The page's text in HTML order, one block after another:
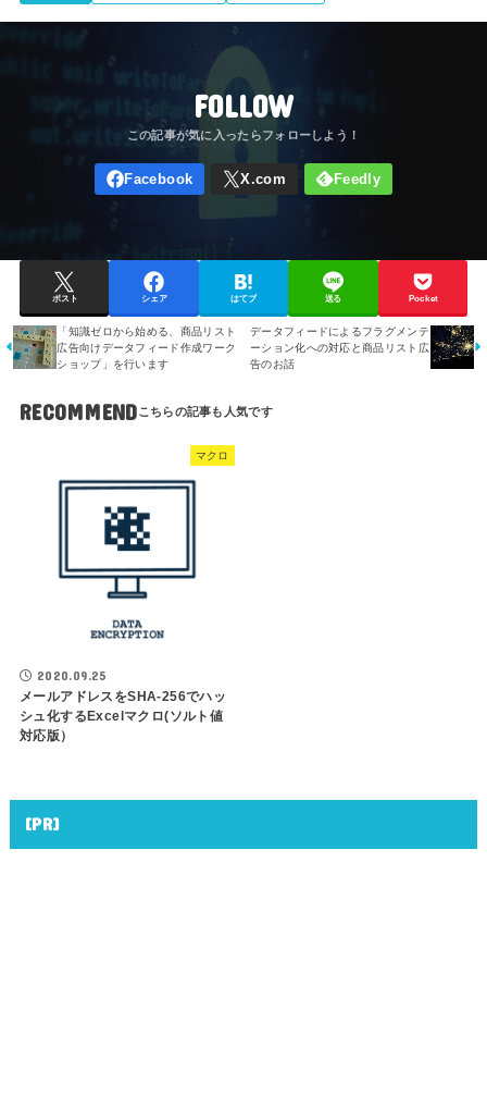
FOLLOW
ポスト シェア はてブ 送る Pocket
「知識ゼロから始める、商品リスト
広告向けデータフィード作成ワーク
ショップ」を行います
データフィードによるフラグメンテ
ーション化への対応と商品リスト広
告のお話
RECOMMEND
マクロ
2020.09.25
メールアドレスをSHA-256でハッ
シュ化するExcelマクロ(ソルト値
対応版）
[PR]